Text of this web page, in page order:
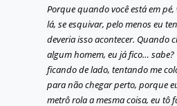
Porque quando você está em
lá, se esquivar, pelo menos eu
deveria isso acontecer. Quando
algum homem, eu já fico…
ficando de lado, tentando me
para não chegar perto, porque
metrô rola a mesma coisa, eu tô